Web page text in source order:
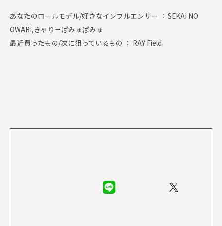
あなたのロールモデル/好きなインフルエンサー ： SEKAI NO
OWARI,きゃりーぱみゅぱみゅ
最近買ったもの/次に狙っているもの ： RAY Field